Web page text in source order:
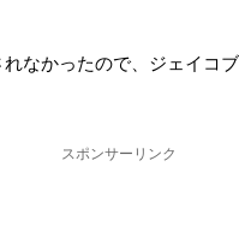
なかったので、ジェイコ
スポンサーリンク